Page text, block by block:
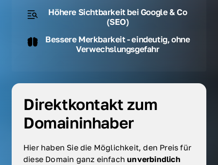
Höhere Sichtbarkeit bei Google & Co
(SEO)
Bessere Merkbarkeit - eindeutig, ohne
Verwechslungsgefahr
Direktkontakt zum
Domaininhaber
Hier haben Sie die Möglichkeit, den Preis für
diese Domain ganz einfach